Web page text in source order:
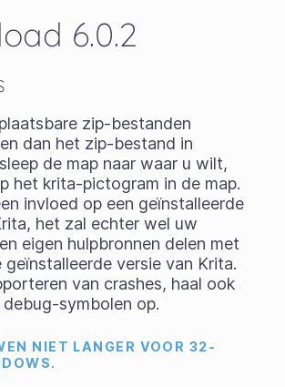
6.0.2
zip-bestanden
dan het zip-bestand in
de map naar waar u wilt,
het krita-pictogram in de map.
invloed op een geïnstalleerde
het zal echter wel uw
eigen hulpbronnen delen met
geïnstalleerde versie van Krita.
van crashes, haal ook
symbolen op.
NIET LANGER VOOR 32-